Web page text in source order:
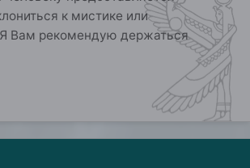
к мистике или
Я Вам рекомендую держаться